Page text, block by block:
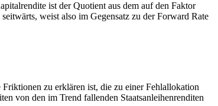
ist der Quotient aus dem auf den Faktor
weist also im Gegensatz zu der Forward Rate
zu erklären ist, die zu einer Fehlallokation
von den im Trend fallenden Staatsanleihenrenditen